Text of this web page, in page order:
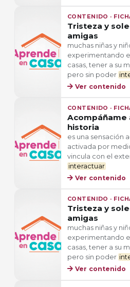
CONTENIDO ·
Tristeza y
amigas
muchas niñas y
experimentando
casas, tener a su
pero sin poder
Ver contenido
CONTENIDO ·
Acompáñame
historia
es una sensación
activada por
vincula con el
interactuar
Ver contenido
CONTENIDO ·
Tristeza y
amigas
muchas niñas y
experimentando
casas, tener a su
pero sin poder
Ver contenido